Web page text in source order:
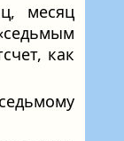
месяц
как